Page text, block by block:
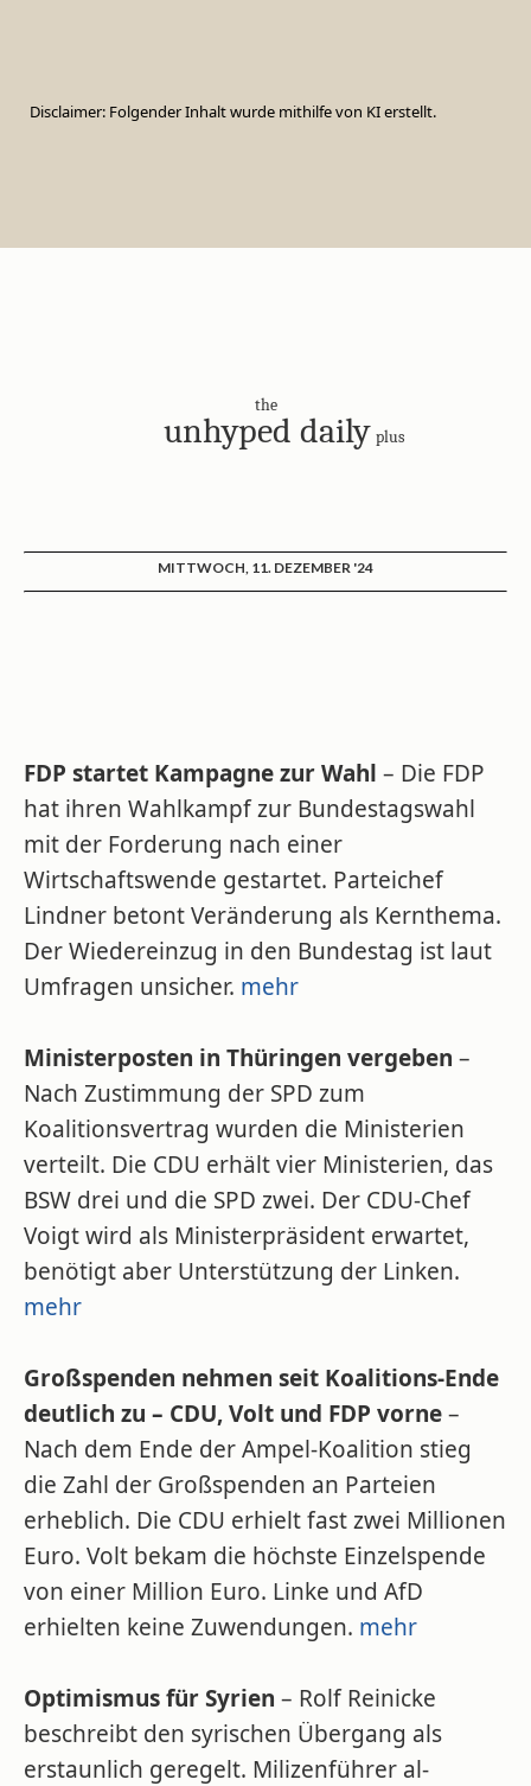
Disclaimer: Folgender Inhalt wurde mithilfe von KI erstellt.
the
unhyped daily plus
MITTWOCH, 11. DEZEMBER '24
FDP startet Kampagne zur Wahl – Die FDP
hat ihren Wahlkampf zur Bundestagswahl
mit der Forderung nach einer
Wirtschaftswende gestartet. Parteichef
Lindner betont Veränderung als Kernthema.
Der Wiedereinzug in den Bundestag ist laut
Umfragen unsicher. mehr
Ministerposten in Thüringen vergeben –
Nach Zustimmung der SPD zum
Koalitionsvertrag wurden die Ministerien
verteilt. Die CDU erhält vier Ministerien, das
BSW drei und die SPD zwei. Der CDU-Chef
Voigt wird als Ministerpräsident erwartet,
benötigt aber Unterstützung der Linken.
mehr
Großspenden nehmen seit Koalitions-Ende
deutlich zu – CDU, Volt und FDP vorne–
Nach dem Ende der Ampel-Koalition stieg
die Zahl der Großspenden an Parteien
erheblich. Die CDU erhielt fast zwei Millionen
Euro. Volt bekam die höchste Einzelspende
von einer Million Euro. Linke und AfD
erhielten keine Zuwendungen. mehr
Optimismus für Syrien – Rolf Reinicke
beschreibt den syrischen Übergang als
erstaunlich geregelt. Milizenführer al-